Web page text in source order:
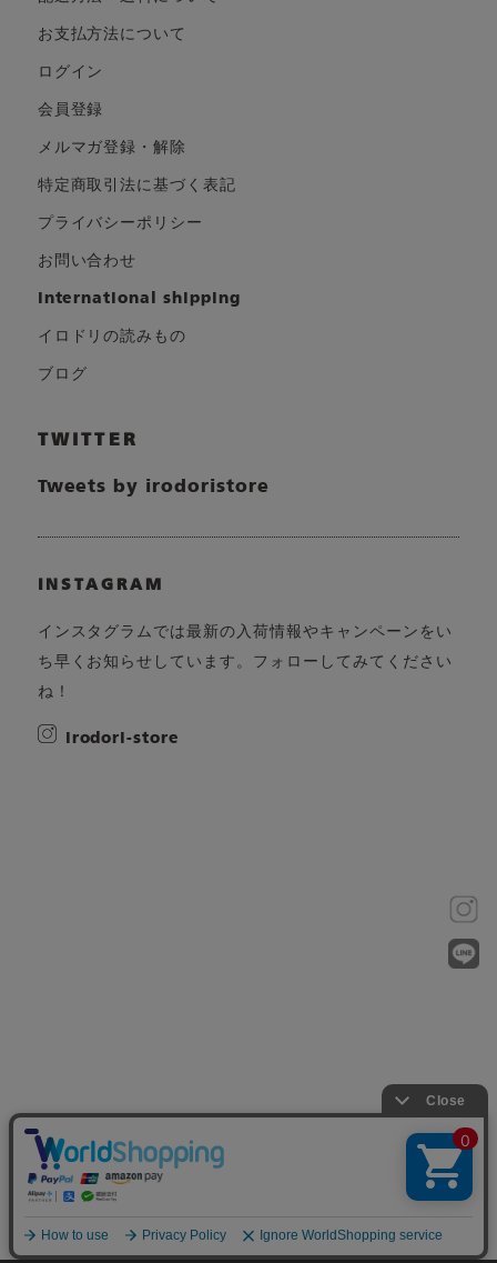
お支払方法について
ログイン
会員登録
メルマガ登録・解除
特定商取引法に基づく表記
プライバシーポリシー
お問い合わせ
international shipping
イロドリの読みもの
ブログ
TWITTER
Tweets by irodoristore
INSTAGRAM
インスタグラムでは最新の入荷情報やキャンペーンをい
ち早くお知らせしています。フォローしてみてください
ね！
irodori-store